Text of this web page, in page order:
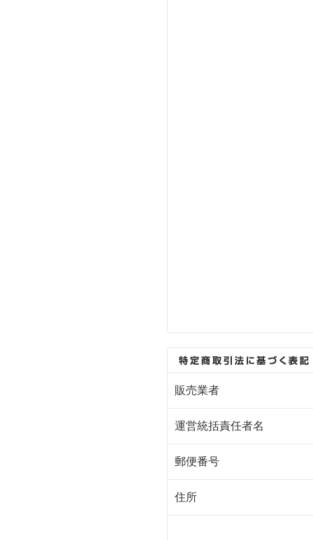
販売業者
運営統括責任者名
郵便番号
住所